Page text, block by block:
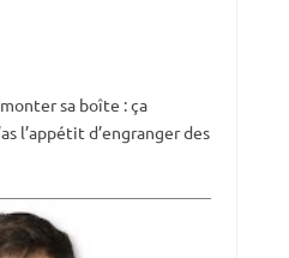
sa boîte : ça
l’appétit d’engranger des